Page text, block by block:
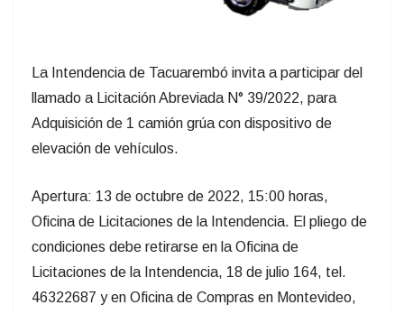
La Intendencia de Tacuarembó invita a participar del
llamado a Licitación Abreviada N° 39/2022, para
Adquisición de 1 camión grúa con dispositivo de
elevación de vehículos.
Apertura: 13 de octubre de 2022, 15:00 horas,
Oficina de Licitaciones de la Intendencia. El pliego de
condiciones debe retirarse en la Oficina de
Licitaciones de la Intendencia, 18 de julio 164, tel.
46322687 y en Oficina de Compras en Montevideo,